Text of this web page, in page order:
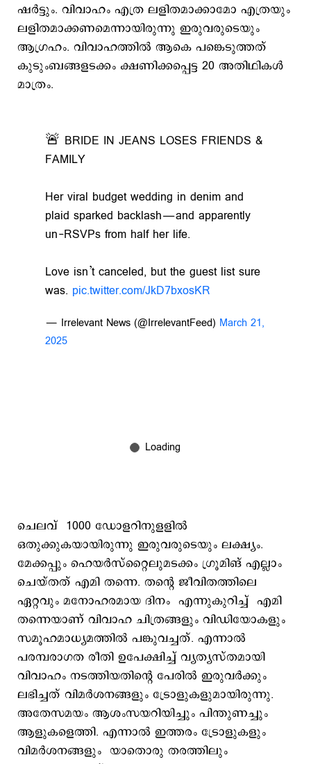
ഷര്‍ട്ടും. വിവാഹം എത്ര ലളിതമാക്കാമോ എത്രയും
ലളിതമാക്കണമെന്നായിരുന്നു ഇരുവരുടെയും
ആഗ്രഹം. വിവാഹത്തില്‍ ആകെ പങ്കെടുത്തത്
കുടുംബങ്ങളടക്കം ക്ഷണിക്കപ്പെട്ട 20 അതിഥികള്‍
മാത്രം.
🚨 BRIDE IN JEANS LOSES FRIENDS &
FAMILY
Her viral budget wedding in denim and
plaid sparked backlash—and apparently
un-RSVPs from half her life.
Love isn’t canceled, but the guest list sure
was. pic.twitter.com/JkD7bxosKR
— Irrelevant News (@IrrelevantFeed) March 21,
2025
ചെലവ് 1000 ഡോളറിനുളളില്‍
ഒതുക്കുകയായിരുന്നു ഇരുവരുടെയും ലക്ഷ്യം.
മേക്കപ്പും ഹെയര്‍സ്റ്റൈലുമടക്കം ഗ്രൂമിങ് എല്ലാം
ചെയ്തത് എമി തന്നെ. തന്‍റെ ജീവിതത്തിലെ
ഏറ്റവും മനോഹരമായ ദിനം എന്നുകുറിച്ച് എമി
തന്നെയാണ് വിവാഹ ചിത്രങ്ങളും വിഡിയോകളും
സമൂഹമാധ്യമത്തില്‍ പങ്കുവച്ചത്. എന്നാല്‍
പരമ്പരാഗത രീതി ഉപേക്ഷിച്ച് വ്യത്യസ്തമായി
വിവാഹം നടത്തിയതിന്‍റെ പേരില്‍ ഇരുവര്‍ക്കും
ലഭിച്ചത് വിമര്‍ശനങ്ങളും ട്രോളുകളുമായിരുന്നു.
അതേസമയം ആശംസയറിയിച്ചും പിന്തുണച്ചും
ആളുകളെത്തി. എന്നാല്‍ ഇത്തരം ട്രോളുകളും
വിമര്‍ശനങ്ങളും ‌ യാതൊരു തരത്തിലും